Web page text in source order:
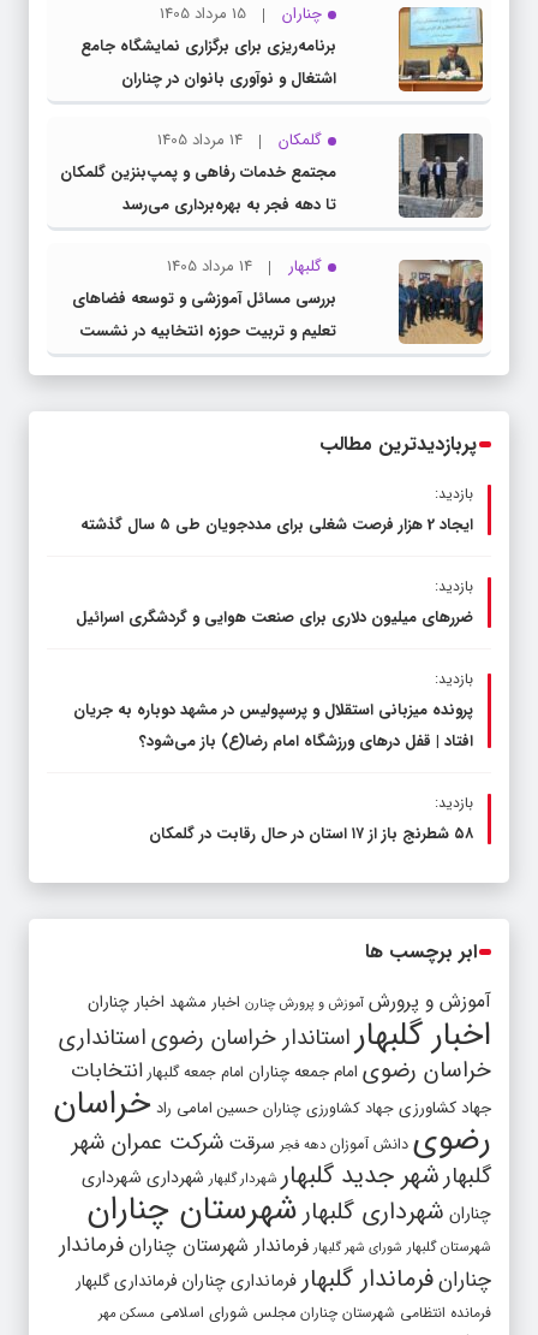
چناران
15 مرداد 1405
برنامه‌ریزی برای برگزاری نمایشگاه جامع
اشتغال و نوآوری بانوان در چناران
گلمکان
14 مرداد 1405
مجتمع خدمات رفاهی و پمپ‌بنزین گلمکان
تا دهه فجر به بهره‌برداری می‌رسد
گلبهار
14 مرداد 1405
بررسی مسائل آموزشی و توسعه فضاهای
تعلیم و تربیت حوزه انتخابیه در نشست
مشترک عضو کمیسیون آموزش مجلس با
پربازدیدترین مطالب
بازدید:
ایجاد 2 هزار فرصت شغلی برای مددجویان طی ۵ سال گذشته
بازدید:
ضررهای میلیون دلاری برای صنعت هوایی و گردشگری اسرائیل
بازدید:
پرونده میزبانی استقلال و پرسپولیس در مشهد دوباره به جریان
افتاد | قفل در‌های ورزشگاه امام رضا(ع) باز می‌شود؟
بازدید:
۵۸ شطرنج‌ باز از ۱۷ استان در حال رقابت در گلمکان
ابر برچسب ها
آموزش و پرورش آموزش و پرورش چنارن اخبار مشهد اخبار چناران
اخبار گلبهار استاندار خراسان رضویاستانداری
خراسان رضوی امام جمعه چناران امام جمعه گلبهار انتخابات
جهاد کشاورزی جهاد کشاورزی چناران حسین امامی راد خراسان
رضوی دانش آموزان دهه فجر سرقت شرکت عمران شهر
گلبهارشهر جدید گلبهار شهردار گلبهار شهرداری شهرداری
چناران شهرداری گلبهار شهرستان چناران
شهرستان گلبهار شورای شهر گلبهار فرماندار شهرستان چناران فرماندار
چنارانفرماندار گلبهار فرمانداری چناران فرمانداری گلبهار
فرمانده انتظامی شهرستان چناران مجلس شورای اسلامی مسکن مهر